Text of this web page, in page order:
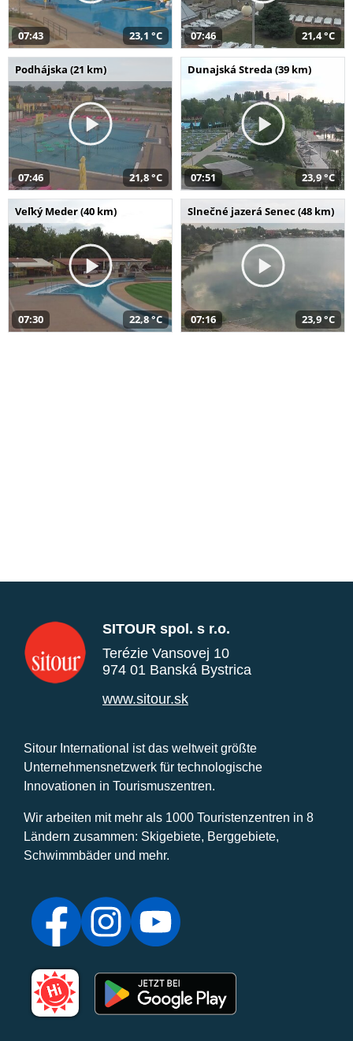
07:43 23,1 °C 07:46 21,4 °C
Podhájska (21 km)
07:46 21,8 °C
Dunajská Streda (39 km)
07:51 23,9 °C
Veľký Meder (40 km)
07:30 22,8 °C
Slnečné jazerá Senec (48 km)
07:16 23,9 °C
SITOUR spol. s r.o.
Terézie Vansovej 10
974 01 Banská Bystrica
www.sitour.sk
Sitour International ist das weltweit größte
Unternehmensnetzwerk für technologische
Innovationen in Tourismuszentren.
Wir arbeiten mit mehr als 1000 Touristenzentren in 8
Ländern zusammen: Skigebiete, Berggebiete,
Schwimmbäder und mehr.